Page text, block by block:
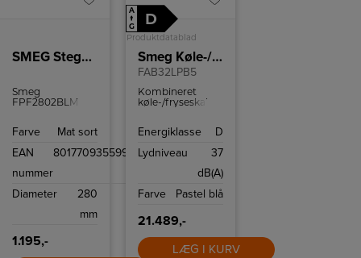
SMEG Stegepande FPF2802BLM
Smeg
FPF2802BLM er
sort 50’s‑design
keramisk
varmefordeling,
inkl. induktion,
rustfrit stålgreb.
Farve
Mat sort
EAN
nummer
8017709355999
Diameter
280
mm
1.195,-
A
↑
G
D
Produktdatablad
Smeg Køle-/fryseskab
FAB32LPB5
Kombineret
køle-/fryseskab
fryseskuffer, No
Flow kølesystem.
Energiklasse
D
Lydniveau
37
dB(A)
Farve
Pastel blå
21.489,-
LÆG I KURV